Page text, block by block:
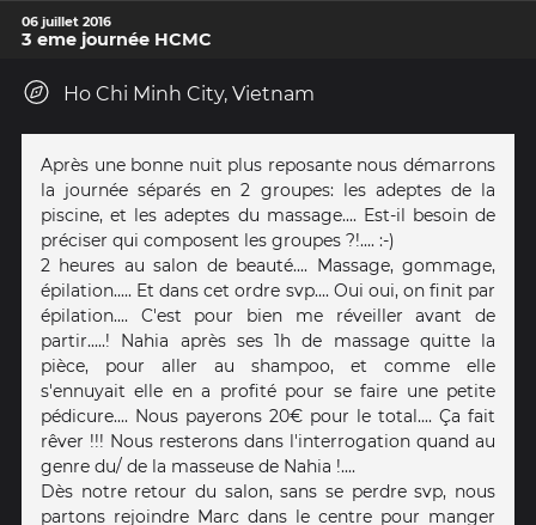
06 juillet 2016
3 eme journée HCMC
Ho Chi Minh City, Vietnam
Après une bonne nuit plus reposante nous démarrons
la journée séparés en 2 groupes: les adeptes de la
piscine, et les adeptes du massage.... Est-il besoin de
préciser qui composent les groupes ?!.... :-)
2 heures au salon de beauté.... Massage, gommage,
épilation..... Et dans cet ordre svp.... Oui oui, on finit par
épilation.... C'est pour bien me réveiller avant de
partir.....! Nahia après ses 1h de massage quitte la
pièce, pour aller au shampoo, et comme elle
s'ennuyait elle en a profité pour se faire une petite
pédicure.... Nous payerons 20€ pour le total.... Ça fait
rêver !!! Nous resterons dans l'interrogation quand au
genre du/ de la masseuse de Nahia !....
Dès notre retour du salon, sans se perdre svp, nous
partons rejoindre Marc dans le centre pour manger